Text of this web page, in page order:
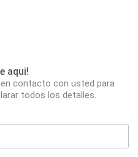
aqui!
contacto con usted para
todos los detalles.